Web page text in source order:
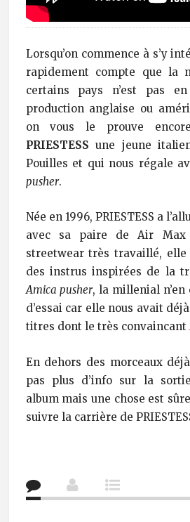
Lorsqu’on commence à s’y
rapidement compte que la
certains pays n’est pas
production anglaise ou
on vous le prouve
PRIESTESS une jeune
Pouilles et qui nous régale
pusher.
Née en 1996, PRIESTESS a
avec sa paire de Air
streetwear très travaillé,
des instrus inspirées de la
Amica pusher, la millenial n’en
d’essai car elle nous avait
titres dont le très convaincant
En dehors des morceaux
pas plus d’info sur la
album mais une chose est
suivre la carrière de